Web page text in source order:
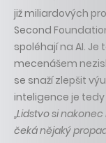
již miliardových
Second
spoléhají na AI.
mecenášem
se snaží zlepšit
inteligence je
„Lidstvo si
čeká nějaký